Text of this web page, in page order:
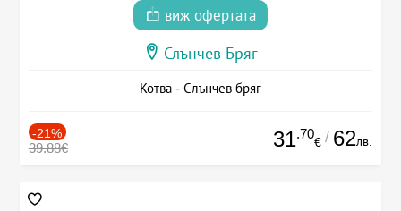
виж офертата
Слънчев Бряг
Котва - Слънчев бряг
-21%
39.88€ 31.70
€ / 62лв.